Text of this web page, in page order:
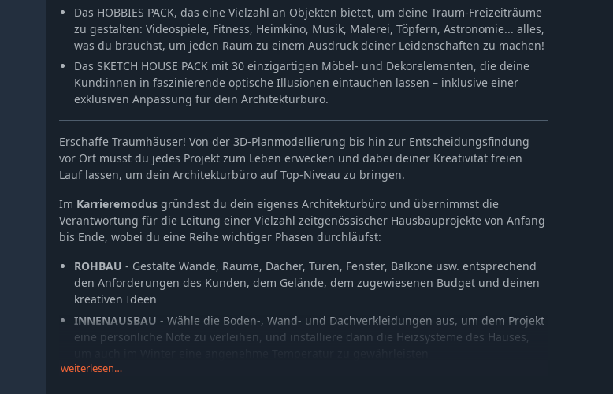
Das HOBBIES PACK, das eine Vielzahl an Objekten bietet, um deine Traum-Freizeiträume
zu gestalten: Videospiele, Fitness, Heimkino, Musik, Malerei, Töpfern, Astronomie... alles,
was du brauchst, um jeden Raum zu einem Ausdruck deiner Leidenschaften zu machen!
Das SKETCH HOUSE PACK mit 30 einzigartigen Möbel- und Dekorelementen, die deine
Kund:innen in faszinierende optische Illusionen eintauchen lassen – inklusive einer
exklusiven Anpassung für dein Architekturbüro.
Erschaffe Traumhäuser! Von der 3D-Planmodellierung bis hin zur Entscheidungsfindung
vor Ort musst du jedes Projekt zum Leben erwecken und dabei deiner Kreativität freien
Lauf lassen, um dein Architekturbüro auf Top-Niveau zu bringen.
Im Karrieremodus gründest du dein eigenes Architekturbüro und übernimmst die
Verantwortung für die Leitung einer Vielzahl zeitgenössischer Hausbauprojekte von Anfang
bis Ende, wobei du eine Reihe wichtiger Phasen durchläufst:
ROHBAU - Gestalte Wände, Räume, Dächer, Türen, Fenster, Balkone usw. entsprechend
den Anforderungen des Kunden, dem Gelände, dem zugewiesenen Budget und deinen
kreativen Ideen
INNENAUSBAU - Wähle die Boden-, Wand- und Dachverkleidungen aus, um dem Projekt
eine persönliche Note zu verleihen, und installiere dann die Heizsysteme des Hauses,
AUSSENBEREICH
weiterlesen…